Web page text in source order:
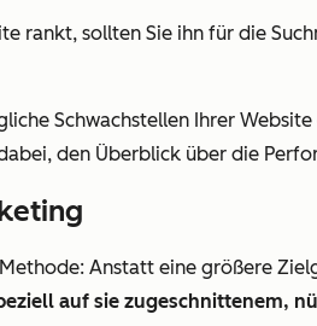
rankt, sollten Sie ihn für die
Schwachstellen Ihrer
den Überblick über die
Anstatt eine größere
auf sie zugeschnittenem,